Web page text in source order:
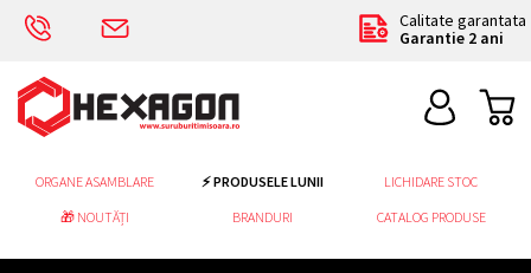
Calitate garantata
Garantie 2 ani
ORGANE ASAMBLARE ⚡ PRODUSELE LUNII
LICHIDARE STOC
🎁 NOUTĂȚI
BRANDURI CATALOG PRODUSE